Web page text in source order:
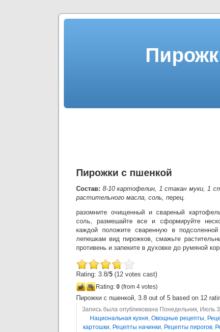
Пирожки с пшенкой
Состав: 8-10 картофелин, 1 стакан муки, 1
растительного масла, соль, перец.
разомните очищенный и свареный
соль, размешайте все и сформируйте
каждой положите сваренную в
лепешкам вид пирожков, смажьте
противень и запеките в духовке до румяной
Rating: 3.8/5 (12 votes cast)
Rating: 0 (from 4 votes)
Пирожки с пшенкой, 3.8 out of 5 based on 12
Запись была опубликована Понедельник, Июль
Национальная кухня, Овощные рецепты,
картошки, Рецепты начинки, Рецепты пирогов,